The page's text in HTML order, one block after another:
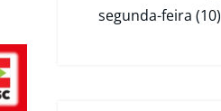
segunda-feira (10)